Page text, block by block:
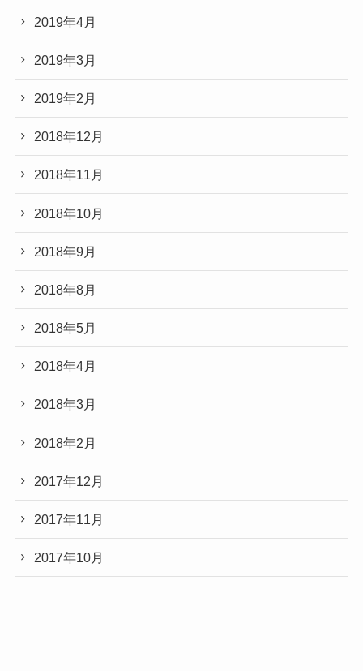
2019年4月
2019年3月
2019年2月
2018年12月
2018年11月
2018年10月
2018年9月
2018年8月
2018年5月
2018年4月
2018年3月
2018年2月
2017年12月
2017年11月
2017年10月